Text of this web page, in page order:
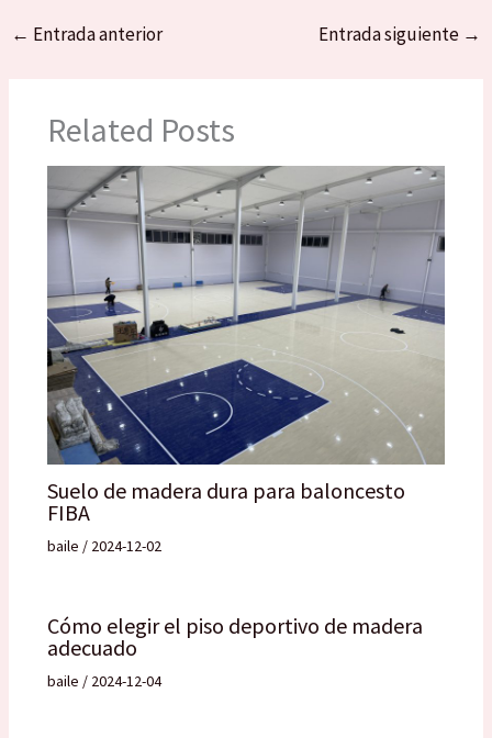
← Entrada anterior Entrada siguiente →
Related Posts
Suelo de madera dura para baloncesto
FIBA
baile / 2024-12-02
Cómo elegir el piso deportivo de madera
adecuado
baile / 2024-12-04